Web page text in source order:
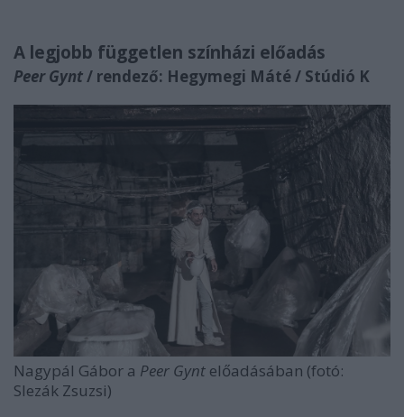
A legjobb független színházi előadás
Peer Gynt/ rendező: Hegymegi Máté / Stúdió K
Nagypál Gábor a Peer Gynt előadásában (fotó:
Slezák Zsuzsi)